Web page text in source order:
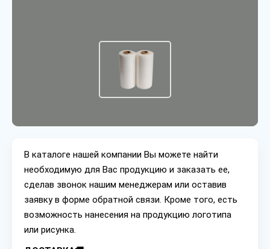
В каталоге нашей компании Вы можете найти
необходимую для Вас продукцию и заказать ее,
сделав звонок нашим менеджерам или оставив
заявку в форме обратной связи. Кроме того, есть
возможность нанесения на продукцию логотипа
или рисунка.